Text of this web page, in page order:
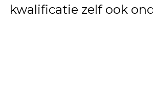
kwalificatie zelf ook